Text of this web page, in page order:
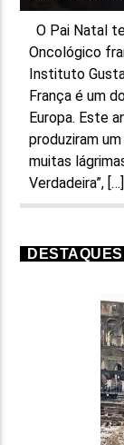
O Pai Natal
Oncológico
Instituto
França é um
Europa. Este
produziram
muitas
Verdadeira”, […]
DESTAQUES